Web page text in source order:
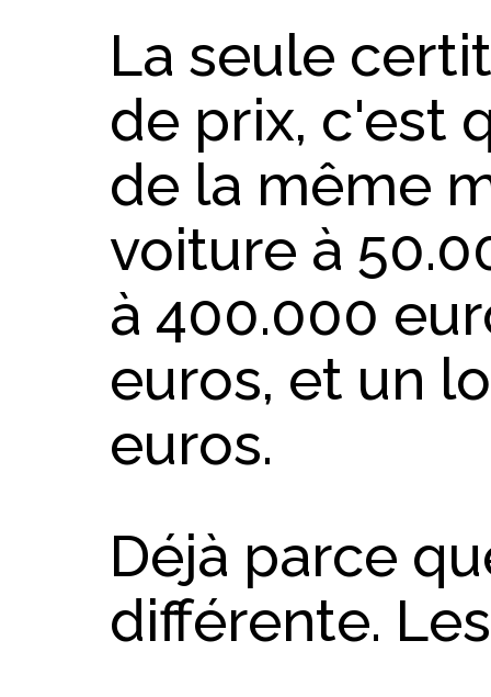
La seule
de prix, c'est
de la même
voiture à
à 400.000
euros, et un
euros.
Déjà parce
différente.